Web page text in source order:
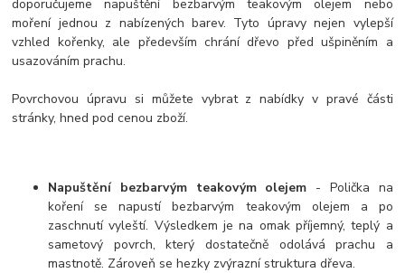
doporučujeme napuštění bezbarvým teakovým olejem nebo
moření jednou z nabízených barev. Tyto úpravy nejen vylepší
vzhled kořenky, ale především chrání dřevo před ušpiněním a
usazováním prachu.
Povrchovou úpravu si můžete vybrat z nabídky v pravé části
stránky, hned pod cenou zboží.
Napuštění bezbarvým teakovým olejem - Polička na
koření se napustí bezbarvým teakovým olejem a po
zaschnutí vyleští. Výsledkem je na omak příjemný, teplý a
sametový povrch, který dostatečně odolává prachu a
mastnotě. Zároveň se hezky zvýrazní struktura dřeva.